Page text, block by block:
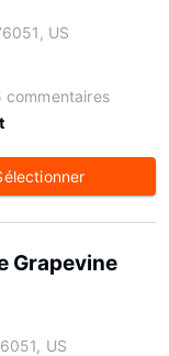
US
commentaires
Grapevine
US